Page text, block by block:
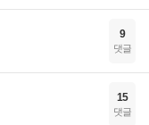
9
댓글
15
댓글